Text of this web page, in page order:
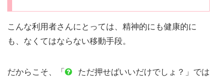
こんな利用者さんにとっては、精神的にも健康的に
も、なくてはならない移動手段。
だからこそ、「
ただ押せばいいだけでしょ？」では